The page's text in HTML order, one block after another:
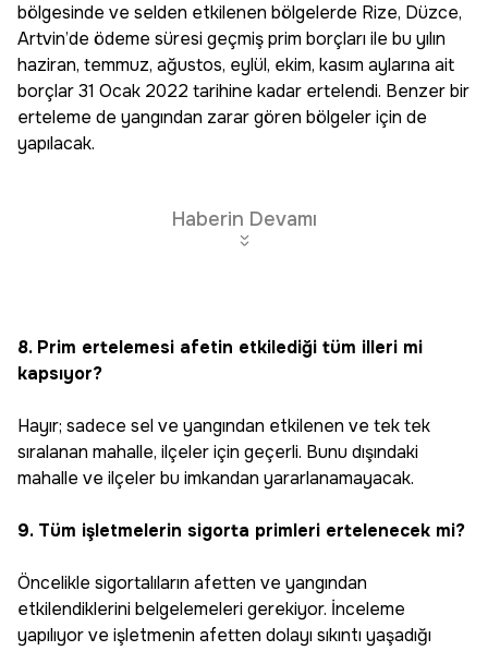
bölgesinde ve selden etkilenen bölgelerde Rize, Düzce,
Artvin’de ödeme süresi geçmiş prim borçları ile bu yılın
haziran, temmuz, ağustos, eylül, ekim, kasım aylarına ait
borçlar 31 Ocak 2022 tarihine kadar ertelendi. Benzer bir
erteleme de yangından zarar gören bölgeler için de
yapılacak.
Haberin Devamı
8. Prim ertelemesi afetin etkilediği tüm illeri mi
kapsıyor?
Hayır; sadece sel ve yangından etkilenen ve tek tek
sıralanan mahalle, ilçeler için geçerli. Bunu dışındaki
mahalle ve ilçeler bu imkandan yararlanamayacak.
9. Tüm işletmelerin sigorta primleri ertelenecek mi?
Öncelikle sigortalıların afetten ve yangından
etkilendiklerini belgelemeleri gerekiyor. İnceleme
yapılıyor ve işletmenin afetten dolayı sıkıntı yaşadığı